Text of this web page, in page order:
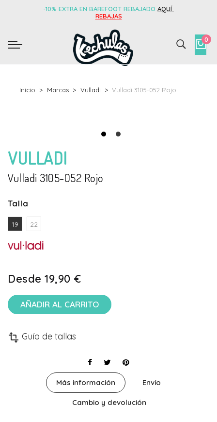
-10% EXTRA EN BAREFOOT REBAJADO AQUÍ
REBAJAS
0
Inicio Marcas Vulladi Vulladi 3105-052 Rojo
VULLADI
Vulladi 3105-052 Rojo
Talla
19 22
Desde 19,90 €
AÑADIR AL CARRITO
transform Guía de tallas
Más información Envío
Cambio y devolución